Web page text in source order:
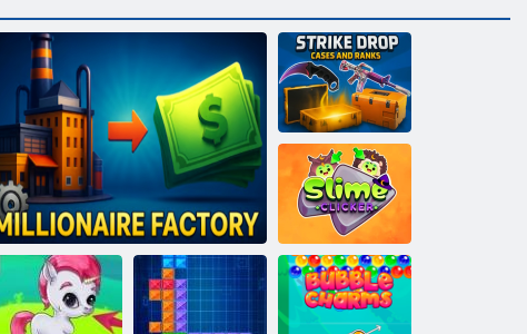
Strike Drop-
Fälle und Ränge
Schleim-Clicker